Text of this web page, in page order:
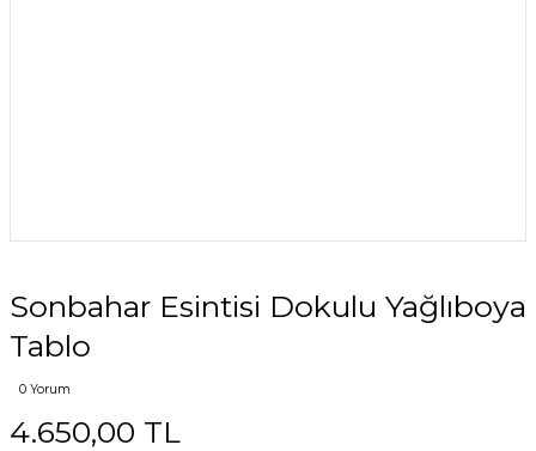
Sonbahar Esintisi Dokulu Yağlıboya
Tablo
0 Yorum
4.650,00 TL